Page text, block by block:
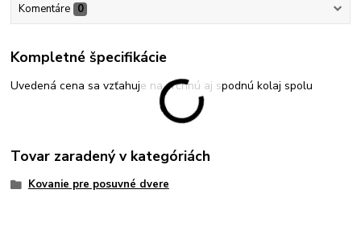
Komentáre 0
Kompletné špecifikácie
Uvedená cena sa vzťahuje na vrchnú aj spodnú kolaj spolu
Tovar zaradený v kategóriách
Kovanie pre posuvné dvere